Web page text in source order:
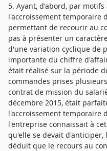
5. Ayant, d'abord, par
l'accroissement temporaire
permettant de recourir au
pas à présenter un
d'une variation cyclique de
importante du chiffre
était réalisé sur la période
commandes prises
contrat de mission du
décembre 2015, était
l'accroissement temporaire
l'entreprise connaissait à
qu'elle se devait d'anticiper,
déduit que le recours au